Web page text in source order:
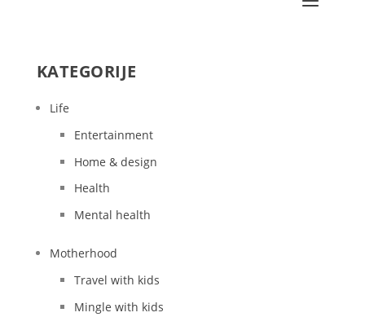
KATEGORIJE
Life
Entertainment
Home & design
Health
Mental health
Motherhood
Travel with kids
Mingle with kids